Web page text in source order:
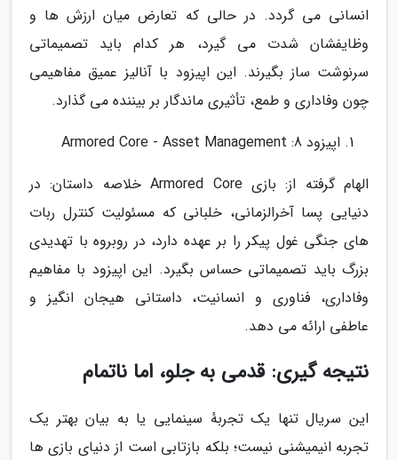
انسانی می گردد. در حالی که تعارض میان ارزش ها و
وظایفشان شدت می گیرد، هر کدام باید تصمیماتی
سرنوشت ساز بگیرند. این اپیزود با آنالیز عمیق مفاهیمی
چون وفاداری و طمع، تأثیری ماندگار بر بیننده می گذارد.
اپیزود 8: Armored Core - Asset Management
الهام گرفته از: بازی Armored Core خلاصه داستان: در
دنیایی پسا آخرالزمانی، خلبانی که مسئولیت کنترل ربات
های جنگی غول پیکر را بر عهده دارد، در روبروه با تهدیدی
بزرگ باید تصمیماتی حساس بگیرد. این اپیزود با مفاهیم
وفاداری، فناوری و انسانیت، داستانی هیجان انگیز و
عاطفی ارائه می دهد.
نتیجه گیری: قدمی به جلو، اما ناتمام
این سریال تنها یک تجربهٔ سینمایی یا به بیان بهتر یک
تجربه انیمیشنی نیست؛ بلکه بازتابی است از دنیای بازی ها